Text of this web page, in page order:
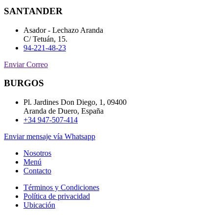
SANTANDER
Asador - Lechazo Aranda
C/ Tetuán, 15.
94-221-48-23
Enviar Correo
BURGOS
Pl. Jardines Don Diego, 1, 09400
Aranda de Duero, España
+34 947-507-414
Enviar mensaje vía Whatsapp
Nosotros
Menú
Contacto
Términos y Condiciones
Política de privacidad
Ubicación